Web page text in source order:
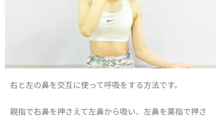
右と左の鼻を交互に使って呼吸をする方法です。
親指で右鼻を押さえて左鼻から吸い、左鼻を薬指で押さ